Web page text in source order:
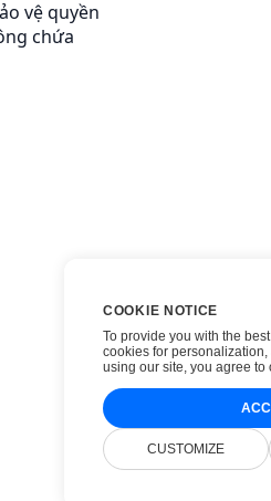
vệ quyền
chứa
COOKIE NOTICE
To provide you with the
cookies for
using our site, you agree to
CUSTOMIZE